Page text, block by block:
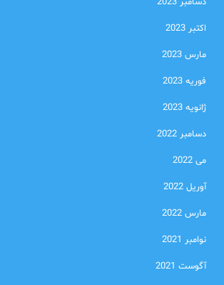
اکتبر 2023
مارس 2023
فوریه 2023
ژانویه 2023
دسامبر 2022
می 2022
آوریل 2022
مارس 2022
نوامبر 2021
آگوست 2021